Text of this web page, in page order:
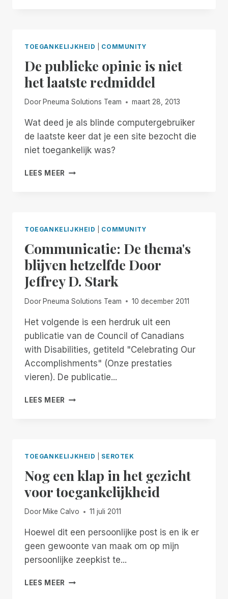
TOEGANKELIJKHEID COMMUNITY
De publieke opinie is niet
het laatste redmiddel
Door Pneuma Solutions Team maart 28, 2013
Wat deed je als blinde computergebruiker
de laatste keer dat je een site bezocht die
niet toegankelijk was?
LEES MEER DE
LAATSTE
REDMIDDEL
TOEGANKELIJKHEID COMMUNITY
Communicatie: De thema's
blijven hetzelfde Door
Jeffrey D. Stark
Door Pneuma Solutions Team 10 december 2011
Het volgende is een herdruk uit een
publicatie van de Council of Canadians
with Disabilities, getiteld "Celebrating Our
Accomplishments" (Onze prestaties
vieren). De publicatie...
LEES MEER COMMUNICATIE:
D.
STARK
TOEGANKELIJKHEID SEROTEK
Nog een klap in het gezicht
voor toegankelijkheid
Door Mike Calvo 11 juli 2011
Hoewel dit een persoonlijke post is en ik er
geen gewoonte van maak om op mijn
persoonlijke zeepkist te...
LEES MEER NOG